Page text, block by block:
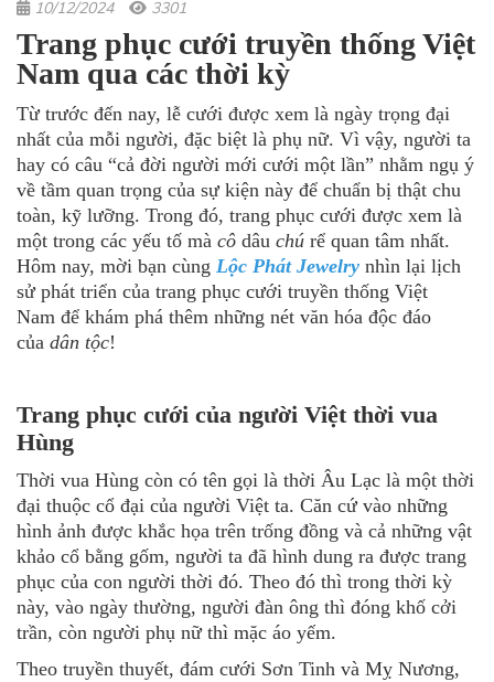
10/12/2024 3301
Trang phục cưới truyền thống Việt
Nam qua các thời kỳ
Từ trước đến nay, lễ cưới được xem là ngày trọng đại
nhất của mỗi người, đặc biệt là phụ nữ. Vì vậy, người ta
hay có câu “cả đời người mới cưới một lần” nhằm ngụ ý
về tầm quan trọng của sự kiện này để chuẩn bị thật chu
toàn, kỹ lưỡng. Trong đó, trang phục cưới được xem là
một trong các yếu tố mà cô dâu chú rể quan tâm nhất.
Hôm nay, mời bạn cùng Lộc Phát Jewelry nhìn lại lịch
sử phát triển của trang phục cưới truyền thống Việt
Nam để khám phá thêm những nét văn hóa độc đáo
của dân tộc!
Trang phục cưới của người Việt thời vua
Hùng
Thời vua Hùng còn có tên gọi là thời Âu Lạc là một thời
đại thuộc cổ đại của người Việt ta. Căn cứ vào những
hình ảnh được khắc họa trên trống đồng và cả những vật
khảo cổ bằng gốm, người ta đã hình dung ra được trang
phục của con người thời đó. Theo đó thì trong thời kỳ
này, vào ngày thường, người đàn ông thì đóng khố cởi
trần, còn người phụ nữ thì mặc áo yếm.
Theo truyền thuyết, đám cưới Sơn Tinh và Mỵ Nương,